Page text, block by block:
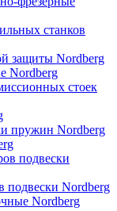
станков
защиты Nordberg
Nordberg
стоек
пружин Nordberg
подвески
подвески Nordberg
Nordberg